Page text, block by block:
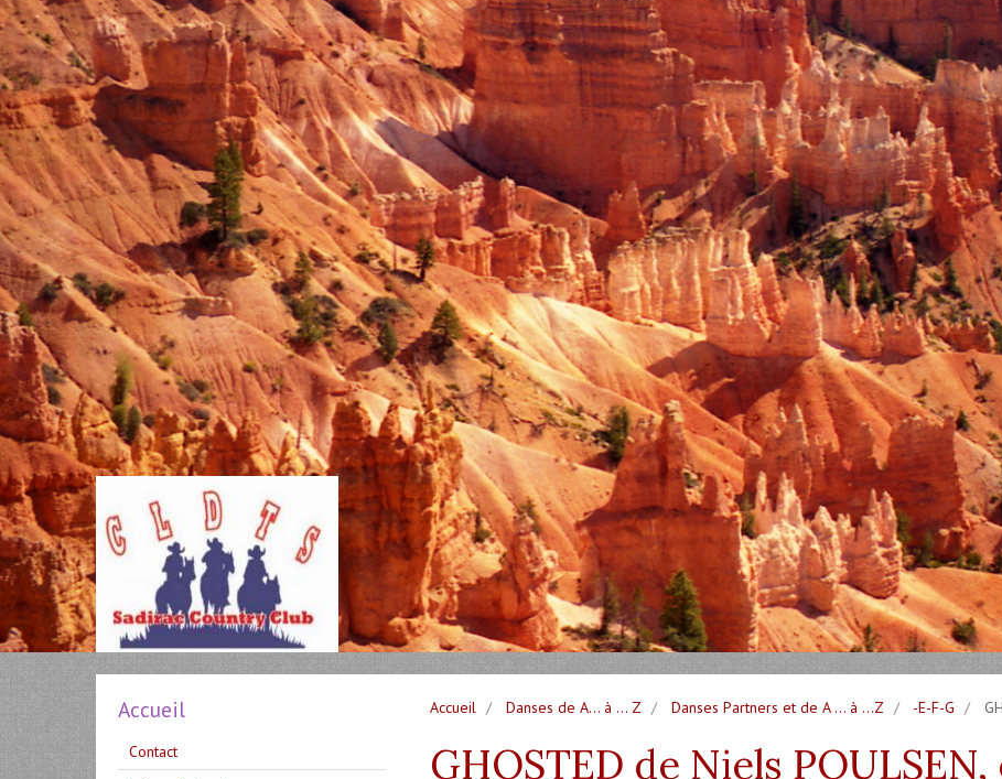
Accueil Danses de A... à ... Z Danses Partners et de A ... à ...Z -E-F-G
GHOSTED de Niels
Accueil
Contact